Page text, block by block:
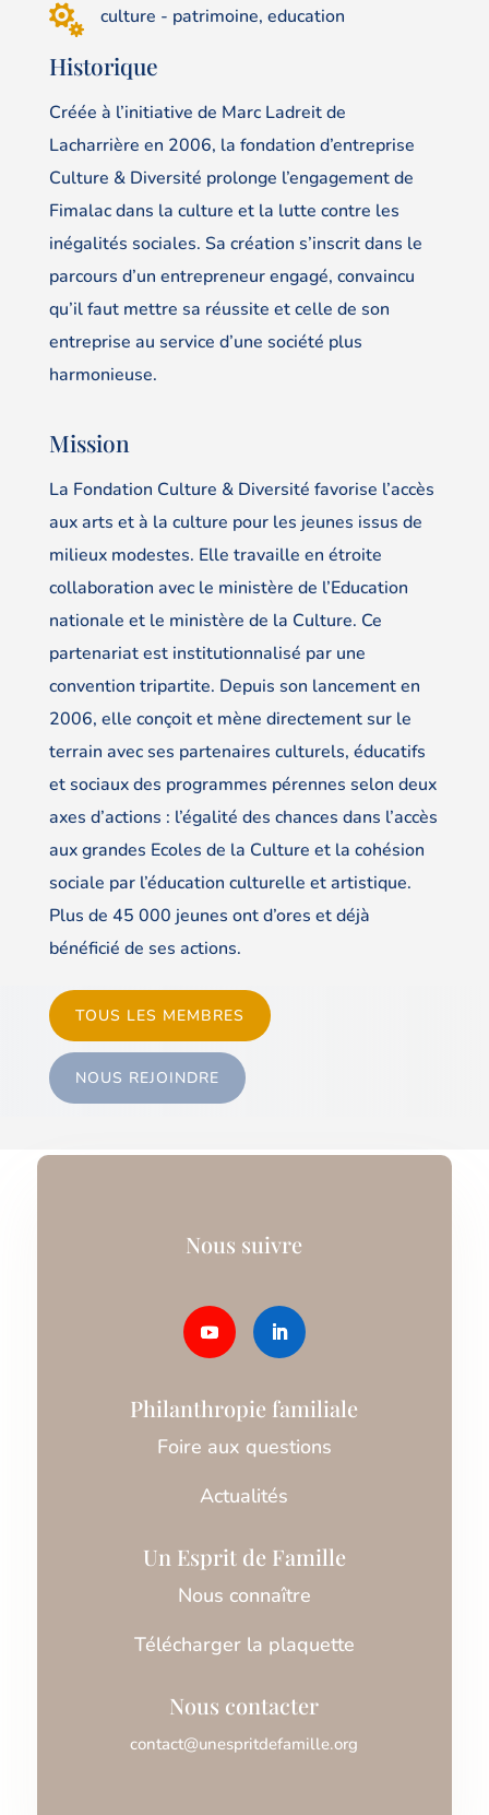
 culture - patrimoine, education
Historique
Créée à l’initiative de Marc Ladreit de
Lacharrière en 2006, la fondation d’entreprise
Culture & Diversité prolonge l’engagement de
Fimalac dans la culture et la lutte contre les
inégalités sociales. Sa création s’inscrit dans le
parcours d’un entrepreneur engagé, convaincu
qu’il faut mettre sa réussite et celle de son
entreprise au service d’une société plus
harmonieuse.
Mission
La Fondation Culture & Diversité favorise l’accès
aux arts et à la culture pour les jeunes issus de
milieux modestes. Elle travaille en étroite
collaboration avec le ministère de l’Education
nationale et le ministère de la Culture. Ce
partenariat est institutionnalisé par une
convention tripartite. Depuis son lancement en
2006, elle conçoit et mène directement sur le
terrain avec ses partenaires culturels, éducatifs
et sociaux des programmes pérennes selon deux
axes d’actions : l’égalité des chances dans l’accès
aux grandes Ecoles de la Culture et la cohésion
sociale par l’éducation culturelle et artistique.
Plus de 45 000 jeunes ont d’ores et déjà
bénéficié de ses actions.
TOUS LES MEMBRES
NOUS REJOINDRE
Nous suivre
Philanthropie familiale
Foire aux questions
Actualités
Un Esprit de Famille
Nous connaître
Télécharger la plaquette
Nous contacter
contact@unespritdefamille.org